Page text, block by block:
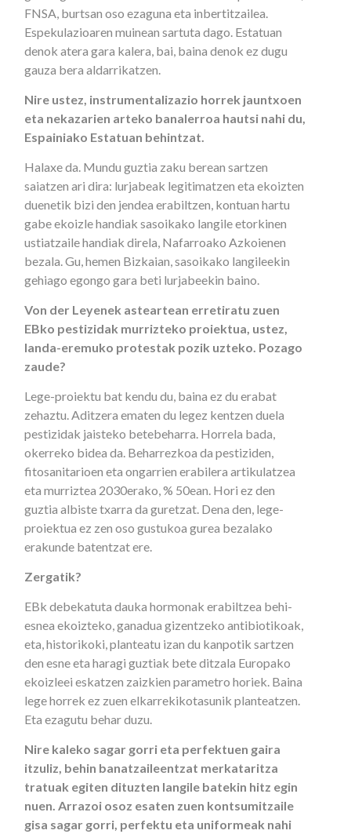
FNSA, burtsan oso ezaguna eta inbertitzailea.
Espekulazioaren muinean sartuta dago. Estatuan
denok atera gara kalera, bai, baina denok ez dugu
gauza bera aldarrikatzen.
Nire ustez, instrumentalizazio horrek jauntxoen
eta nekazarien arteko banalerroa hautsi nahi du,
Espainiako Estatuan behintzat.
Halaxe da. Mundu guztia zaku berean sartzen
saiatzen ari dira: lurjabeak legitimatzen eta ekoizten
duenetik bizi den jendea erabiltzen, kontuan hartu
gabe ekoizle handiak sasoikako langile etorkinen
ustiatzaile handiak direla, Nafarroako Azkoienen
bezala. Gu, hemen Bizkaian, sasoikako langileekin
gehiago egongo gara beti lurjabeekin baino.
Von der Leyenek asteartean erretiratu zuen
EBko pestizidak murrizteko proiektua, ustez,
landa-eremuko protestak pozik uzteko. Pozago
zaude?
Lege-proiektu bat kendu du, baina ez du erabat
zehaztu. Aditzera ematen du legez kentzen duela
pestizidak jaisteko betebeharra. Horrela bada,
okerreko bidea da. Beharrezkoa da pestiziden,
fitosanitarioen eta ongarrien erabilera artikulatzea
eta murriztea 2030erako, % 50ean. Hori ez den
guztia albiste txarra da guretzat. Dena den, lege-
proiektua ez zen oso gustukoa gurea bezalako
erakunde batentzat ere.
Zergatik?
EBk debekatuta dauka hormonak erabiltzea behi-
esnea ekoizteko, ganadua gizentzeko antibiotikoak,
eta, historikoki, planteatu izan du kanpotik sartzen
den esne eta haragi guztiak bete ditzala Europako
ekoizleei eskatzen zaizkien parametro horiek. Baina
lege horrek ez zuen elkarrekikotasunik planteatzen.
Eta ezagutu behar duzu.
Nire kaleko sagar gorri eta perfektuen gaira
itzuliz, behin banatzaileentzat merkataritza
tratuak egiten dituzten langile batekin hitz egin
nuen. Arrazoi osoz esaten zuen kontsumitzaile
gisa sagar gorri, perfektu eta uniformeak nahi